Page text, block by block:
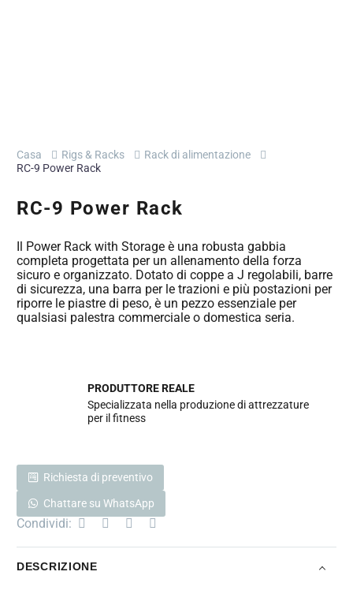
Casa Rigs & Racks
Rack di alimentazione
RC-9 Power Rack
RC-9 Power Rack
Il Power Rack with Storage è una robusta gabbia
completa progettata per un allenamento della forza
sicuro e organizzato. Dotato di coppe a J regolabili, barre
di sicurezza, una barra per le trazioni e più postazioni per
riporre le piastre di peso, è un pezzo essenziale per
qualsiasi palestra commerciale o domestica seria.
PRODUTTORE REALE
Specializzata nella produzione di attrezzature
per il fitness
Richiesta di preventivo
Chattare su WhatsApp
Condividi:
DESCRIZIONE